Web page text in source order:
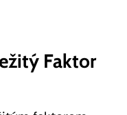
Faktor